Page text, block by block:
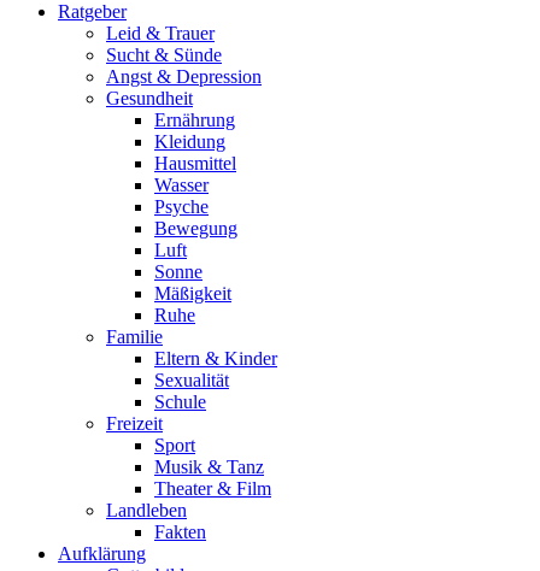
Ratgeber
Leid & Trauer
Sucht & Sünde
Angst & Depression
Gesundheit
Ernährung
Kleidung
Hausmittel
Wasser
Psyche
Bewegung
Luft
Sonne
Mäßigkeit
Ruhe
Familie
Eltern & Kinder
Sexualität
Schule
Freizeit
Sport
Musik & Tanz
Theater & Film
Landleben
Fakten
Aufklärung